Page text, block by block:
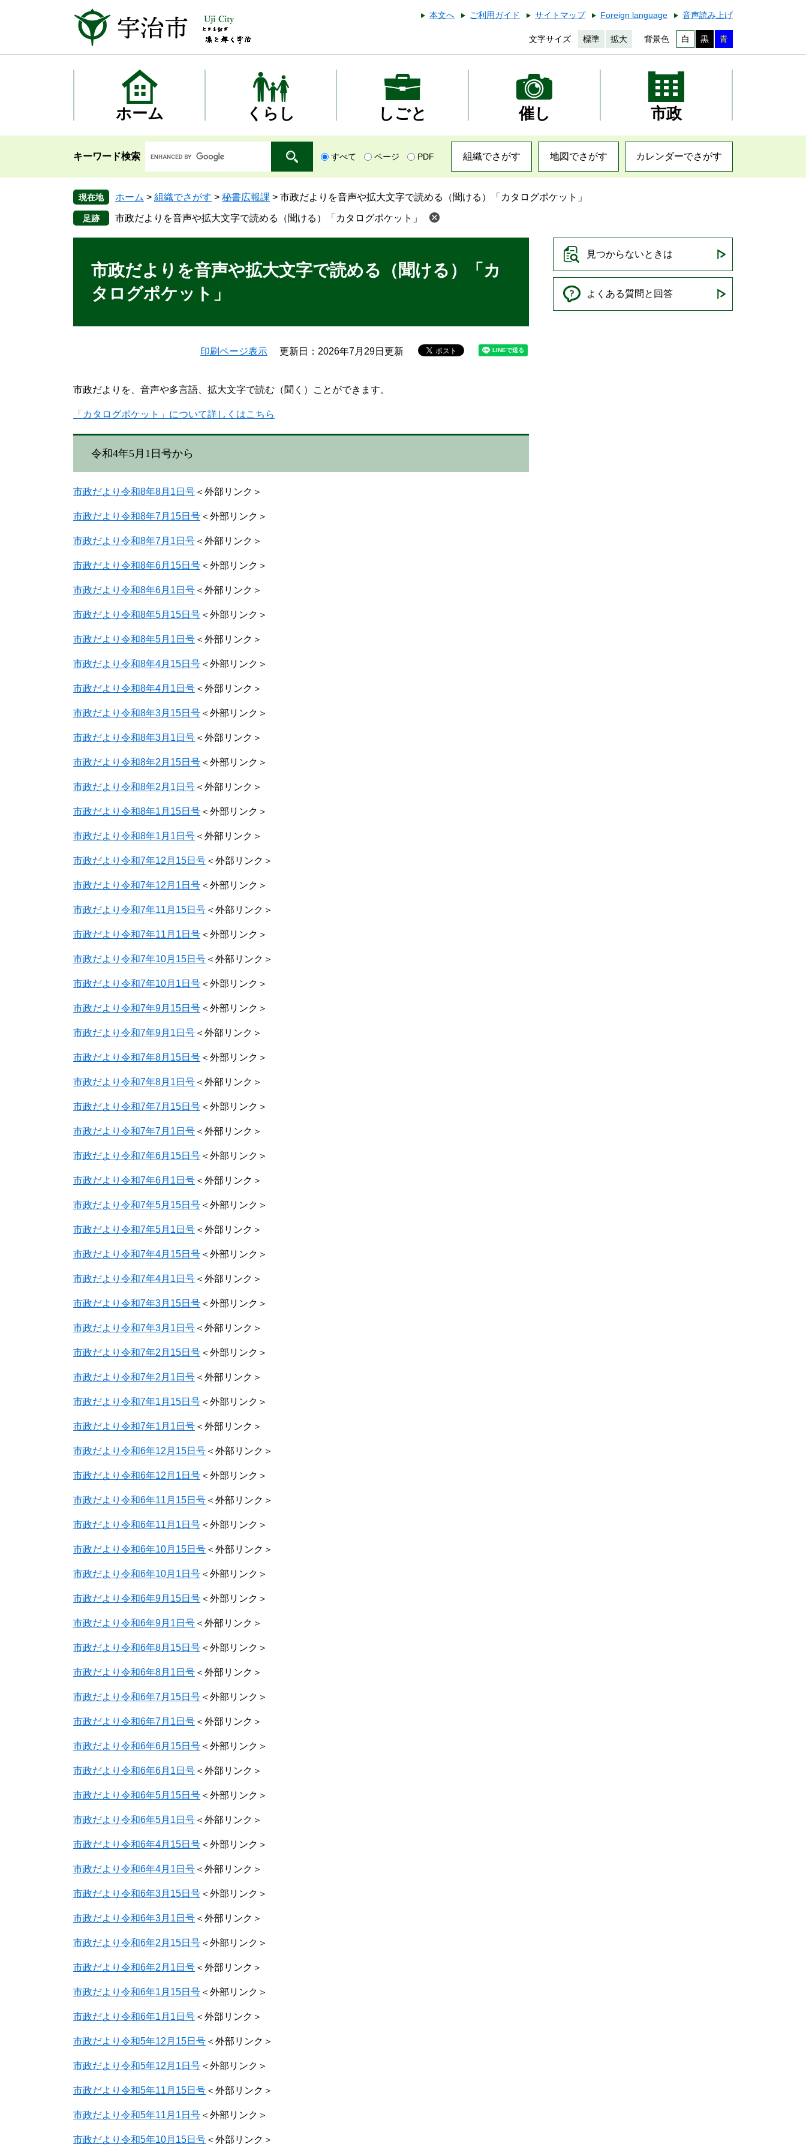
本
本文へ ご利用ガイド サイトマップ Foreign language 音声読み上げ
文字サイズ 標準 拡大 背景色 白 黒 青
ホーム くらし しごと 催し 市政
キーワード検索 すべて ページ PDF 組織でさがす 地図でさがす カレンダーでさがす
現在地 ホーム > 組織でさがす > 秘書広報課 > 市政だよりを音声や拡大文字で読める（聞ける）「カタログポケット」
市政だよりを音声や拡大文字で読める（聞ける）「カタログポケット」
市政だよりを音声や拡大文字で読める（聞ける）「カ
タログポケット」
印刷ページ表示 更新日：2026年7月29日更新
市政だよりを、音声や多言語、拡大文字で読む（聞く）ことができます。
「カタログポケット」について詳しくはこちら
令和4年5月1日号から
市政だより令和8年8月1日号 ＜外部リンク＞
市政だより令和8年7月15日号 ＜外部リンク＞
市政だより令和8年7月1日号 ＜外部リンク＞
市政だより令和8年6月15日号 ＜外部リンク＞
市政だより令和8年6月1日号 ＜外部リンク＞
市政だより令和8年5月15日号 ＜外部リンク＞
市政だより令和8年5月1日号 ＜外部リンク＞
市政だより令和8年4月15日号 ＜外部リンク＞
市政だより令和8年4月1日号 ＜外部リンク＞
市政だより令和8年3月15日号 ＜外部リンク＞
市政だより令和8年3月1日号 ＜外部リンク＞
市政だより令和8年2月15日号 ＜外部リンク＞
市政だより令和8年2月1日号 ＜外部リンク＞
市政だより令和8年1月15日号 ＜外部リンク＞
市政だより令和8年1月1日号 ＜外部リンク＞
市政だより令和7年12月15日号 ＜外部リンク＞
市政だより令和7年12月1日号 ＜外部リンク＞
市政だより令和7年11月15日号 ＜外部リンク＞
市政だより令和7年11月1日号 ＜外部リンク＞
市政だより令和7年10月15日号 ＜外部リンク＞
市政だより令和7年10月1日号 ＜外部リンク＞
市政だより令和7年9月15日号 ＜外部リンク＞
市政だより令和7年9月1日号 ＜外部リンク＞
市政だより令和7年8月15日号 ＜外部リンク＞
市政だより令和7年8月1日号 ＜外部リンク＞
市政だより令和7年7月15日号 ＜外部リンク＞
市政だより令和7年7月1日号 ＜外部リンク＞
市政だより令和7年6月15日号 ＜外部リンク＞
市政だより令和7年6月1日号 ＜外部リンク＞
市政だより令和7年5月15日号 ＜外部リンク＞
市政だより令和7年5月1日号 ＜外部リンク＞
市政だより令和7年4月15日号 ＜外部リンク＞
市政だより令和7年4月1日号 ＜外部リンク＞
市政だより令和7年3月15日号 ＜外部リンク＞
市政だより令和7年3月1日号 ＜外部リンク＞
市政だより令和7年2月15日号 ＜外部リンク＞
市政だより令和7年2月1日号 ＜外部リンク＞
市政だより令和7年1月15日号 ＜外部リンク＞
市政だより令和7年1月1日号 ＜外部リンク＞
市政だより令和6年12月15日号 ＜外部リンク＞
市政だより令和6年12月1日号 ＜外部リンク＞
市政だより令和6年11月15日号 ＜外部リンク＞
市政だより令和6年11月1日号 ＜外部リンク＞
市政だより令和6年10月15日号 ＜外部リンク＞
市政だより令和6年10月1日号 ＜外部リンク＞
市政だより令和6年9月15日号 ＜外部リンク＞
市政だより令和6年9月1日号 ＜外部リンク＞
市政だより令和6年8月15日号 ＜外部リンク＞
市政だより令和6年8月1日号 ＜外部リンク＞
市政だより令和6年7月15日号 ＜外部リンク＞
市政だより令和6年7月1日号 ＜外部リンク＞
市政だより令和6年6月15日号 ＜外部リンク＞
市政だより令和6年6月1日号 ＜外部リンク＞
市政だより令和6年5月15日号 ＜外部リンク＞
市政だより令和6年5月1日号 ＜外部リンク＞
市政だより令和6年4月15日号 ＜外部リンク＞
市政だより令和6年4月1日号 ＜外部リンク＞
市政だより令和6年3月15日号 ＜外部リンク＞
市政だより令和6年3月1日号 ＜外部リンク＞
市政だより令和6年2月15日号 ＜外部リンク＞
市政だより令和6年2月1日号 ＜外部リンク＞
市政だより令和6年1月15日号 ＜外部リンク＞
市政だより令和6年1月1日号 ＜外部リンク＞
市政だより令和5年12月15日号 ＜外部リンク＞
市政だより令和5年12月1日号 ＜外部リンク＞
市政だより令和5年11月15日号 ＜外部リンク＞
市政だより令和5年11月1日号 ＜外部リンク＞
市政だより令和5年10月15日号 ＜外部リンク＞
見つからないときは
よくある質問と回答